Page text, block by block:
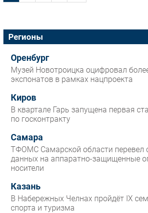
Регионы
Оренбург
Музей Новотроицка оцифровал
экспонатов в рамках нацпроекта
Киров
В квартале Гарь запущена первая
по госконтракту
Самара
ТФОМС Самарской области перевел
данных на аппаратно-защищенные
носители
Казань
В Набережных Челнах пройдёт IX
спорта и туризма